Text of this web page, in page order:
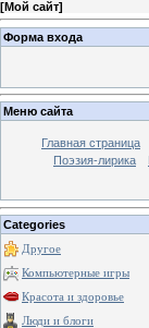
[Мой сайт]
Форма входа
Меню сайта
Главная страница
Поэзия-лирика
Categories
Другое
Компьютерные игры
Красота и здоровье
Люди и блоги